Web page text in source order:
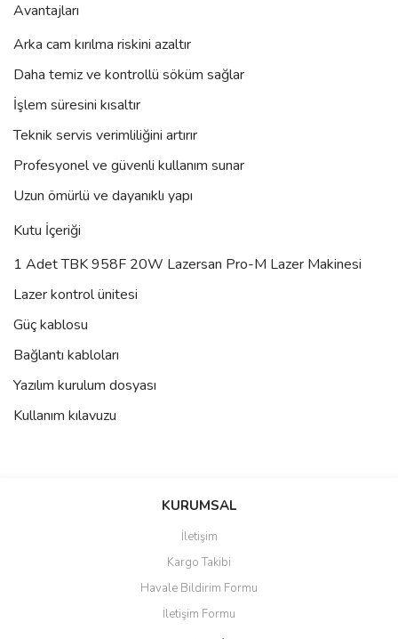
Avantajları
Arka cam kırılma riskini azaltır
Daha temiz ve kontrollü söküm sağlar
İşlem süresini kısaltır
Teknik servis verimliliğini artırır
Profesyonel ve güvenli kullanım sunar
Uzun ömürlü ve dayanıklı yapı
Kutu İçeriği
1 Adet TBK 958F 20W Lazersan Pro-M Lazer Makinesi
Lazer kontrol ünitesi
Güç kablosu
Bağlantı kabloları
Yazılım kurulum dosyası
Kullanım kılavuzu
Bu ürüne ilk yorumu siz yapın!
Ürün resmi kalitesiz, bozuk veya görüntülenemiyor.
Ürün açıklamasında eksik bilgiler bulunuyor.
Ürün bilgilerinde hatalar bulunuyor.
KURUMSAL
İletişim
Kargo Takibi
Havale Bildirim Formu
İletişim Formu